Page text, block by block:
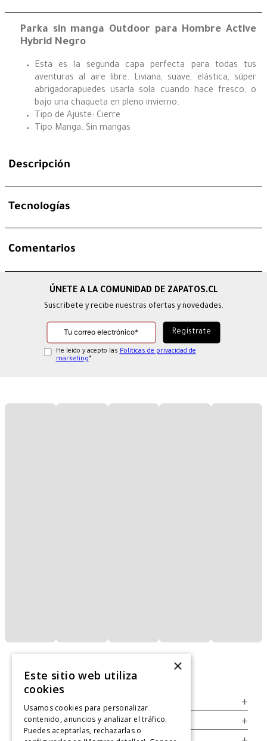
Parka sin manga Outdoor para Hombre Active
Hybrid Negro
Esta es la segunda capa perfecta para todas tus
aventuras al aire libre. Liviana, suave, elástica, súper
abrigadorapuedes usarla sola cuando hace fresco, o
bajo una chaqueta en pleno invierno.
Tipo de Ajuste: Cierre
Tipo Manga: Sin mangas
Descripción
Tecnologías
Comentarios
Suscríbete y recibe nuestras ofertas y novedades.
He leído y acepto las Políticas de privacidad de
marketing*
+
Legal +
×
Este sitio web utiliza
cookies
Usamos cookies para personalizar
contenido, anuncios y analizar el tráfico.
Puedes aceptarlas, rechazarlas o